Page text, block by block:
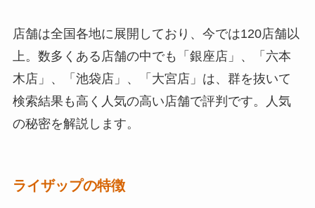
店舗は全国各地に展開しており、今では120店舗以
上。数多くある店舗の中でも「銀座店」、「六本
木店」、「池袋店」、「大宮店」は、群を抜いて
検索結果も高く人気の高い店舗で評判です。人気
の秘密を解説します。
ライザップの特徴